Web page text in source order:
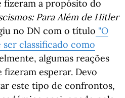
fizeram a propósito do
Para Além de Hitler
no DN com o título "O
classificado como
algumas reações
fizeram esperar. Devo
este tipo de confrontos,